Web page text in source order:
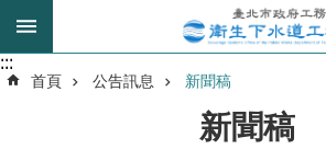
跳到主要內容區塊
進
:::
:::
首頁 公告訊息 新聞稿
新聞稿